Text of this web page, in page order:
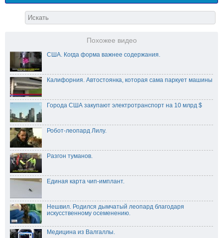
Похожее видео
США. Когда форма важнее содержания.
Калифорния. Автостоянка, которая сама паркует машины
Города США закупают электротранспорт на 10 млрд $
Робот-леопард Лилу.
Разгон туманов.
Единая карта чип-имплант.
Нешвил. Родился дымчатый леопард благодаря
искусственному осеменению.
Медицина из Валгаллы.